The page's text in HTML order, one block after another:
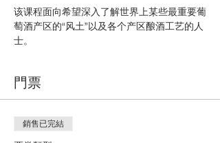
该课程面向希望深入了解世界上某些最重要葡
萄酒产区的“风土”以及各个产区酿酒工艺的人
士。
門票
銷售已完結